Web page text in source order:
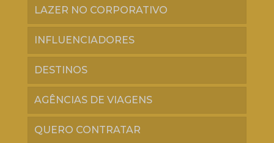
LAZER NO CORPORATIVO
INFLUENCIADORES
DESTINOS
AGÊNCIAS DE VIAGENS
QUERO CONTRATAR